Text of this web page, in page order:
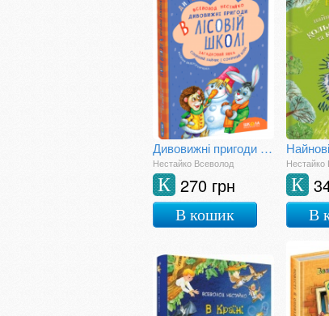
Дивовижні пригоди в лісовій школі. Загадковий Яшка. Сонячний зайчик і Сонячний вовк
Нестайко Всеволод
270 грн
К
В кошик
Нестайко
К
В